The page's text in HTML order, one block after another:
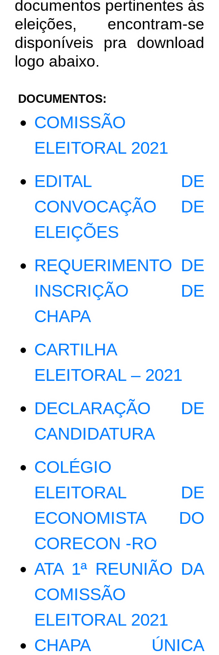
documentos pertinentes às
eleições, encontram-se
disponíveis pra download
logo abaixo.
DOCUMENTOS:
COMISSÃO
ELEITORAL 2021
EDITAL DE
CONVOCAÇÃO DE
ELEIÇÕES
REQUERIMENTO DE
INSCRIÇÃO DE
CHAPA
CARTILHA
ELEITORAL – 2021
DECLARAÇÃO DE
CANDIDATURA
COLÉGIO
ELEITORAL DE
ECONOMISTA DO
CORECON -RO
ATA 1ª REUNIÃO DA
COMISSÃO
ELEITORAL 2021
CHAPA ÚNICA